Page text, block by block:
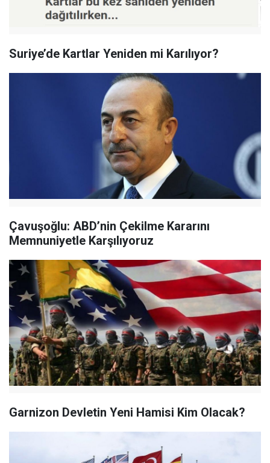
Suriye’de Kartlar Yeniden mi Karılıyor?
Çavuşoğlu: ABD’nin Çekilme Kararını
Memnuniyetle Karşılıyoruz
Garnizon Devletin Yeni Hamisi Kim Olacak?